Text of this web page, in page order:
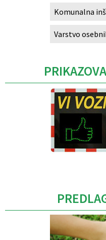
Komunalna
Varstvo